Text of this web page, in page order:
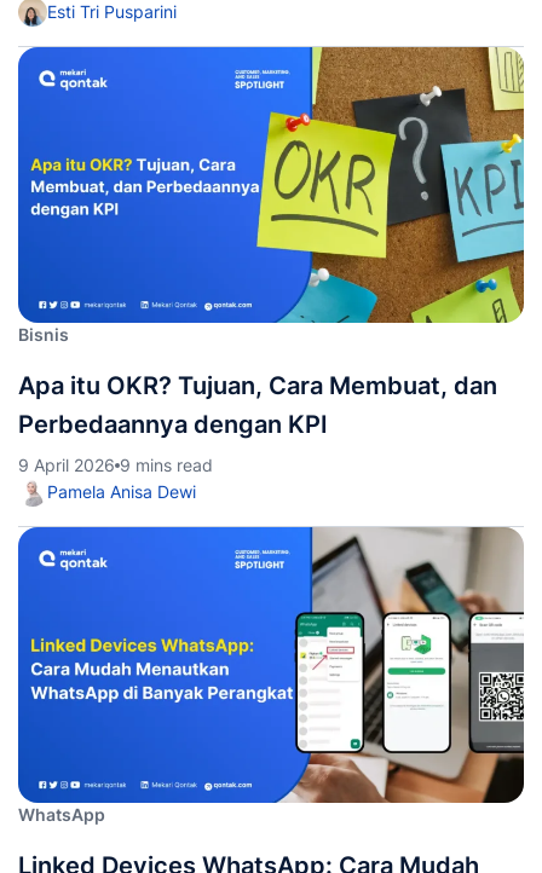
Esti Tri Pusparini
Bisnis
Apa itu OKR? Tujuan, Cara Membuat, dan
Perbedaannya dengan KPI
9 April 2026 9 mins read
Pamela Anisa Dewi
WhatsApp
Linked Devices WhatsApp: Cara Mudah